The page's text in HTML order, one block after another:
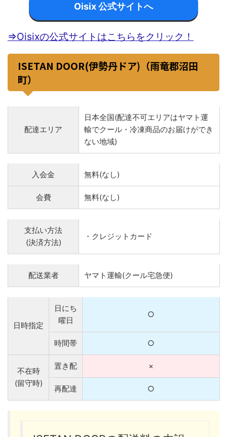
Oisix 公式サイトへ
⇒Oisixの公式サイトはこちらをクリック！
ISETAN DOOR(伊勢丹ドア)（雨竜郡沼田
町）
配達エリア
日本全国(配達不可エリアはヤマト運
輸でクール・冷凍商品のお届けができ
ない地域)
入会金 無料(なし)
会費 無料(なし)
支払い方法
(決済方法)
・クレジットカード
配送業者 ヤマト運輸(クール宅急便)
日時指定
日にち
曜日
○
時間帯 ○
不在時
(留守時)
置き配 ×
再配達 ○